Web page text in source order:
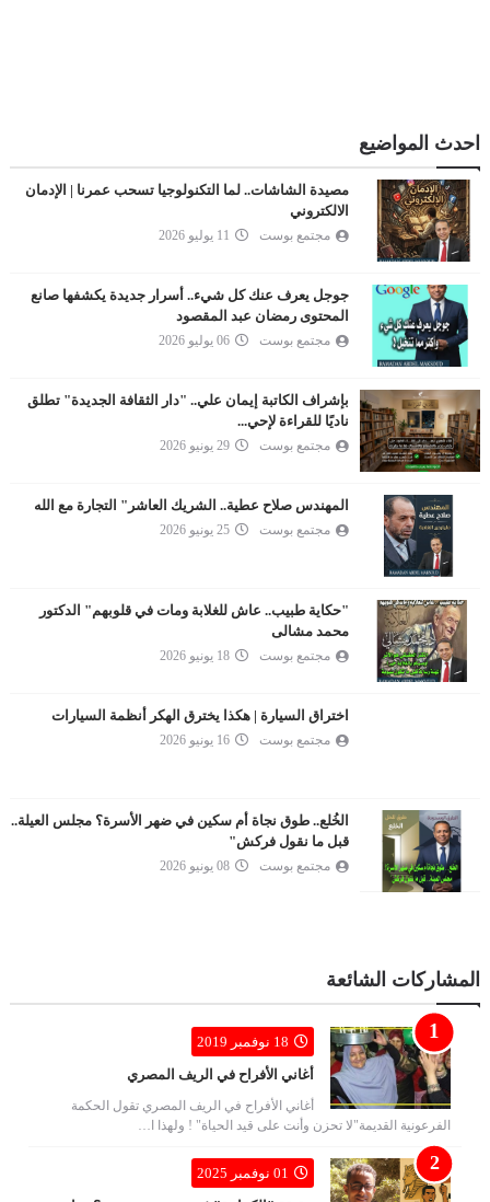
احدث المواضيع
مصيدة الشاشات.. لما التكنولوجيا تسحب عمرنا | الإدمان
الالكتروني
مجتمع بوست 11 يوليو 2026
جوجل يعرف عنك كل شيء.. أسرار جديدة يكشفها صانع
المحتوى رمضان عبد المقصود
مجتمع بوست 06 يوليو 2026
بإشراف الكاتبة إيمان علي.. "دار الثقافة الجديدة" تطلق
ناديًا للقراءة لإحي...
مجتمع بوست 29 يونيو 2026
المهندس صلاح عطية.. الشريك العاشر" التجارة مع الله
مجتمع بوست 25 يونيو 2026
"حكاية طبيب.. عاش للغلابة ومات في قلوبهم" الدكتور
محمد مشالى
مجتمع بوست 18 يونيو 2026
اختراق السيارة | هكذا يخترق الهكر أنظمة السيارات
مجتمع بوست 16 يونيو 2026
الخُلع.. طوق نجاة أم سكين في ضهر الأسرة؟ مجلس العيلة..
قبل ما نقول فركش"
مجتمع بوست 08 يونيو 2026
المشاركات الشائعة
18 نوفمبر 2019
أغاني الأفراح في الريف المصري
أغاني الأفراح في الريف المصري تقول الحكمة
الفرعونية القديمة"لا تحزن وأنت على قيد الحياة" ! ولهذا ا…
01 نوفمبر 2025